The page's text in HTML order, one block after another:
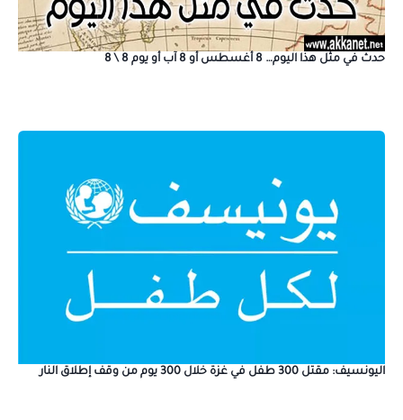
حدث في مثل هذا اليوم… 8 أغسطس أو 8 آب أو يوم 8 \ 8
اليونسيف: مقتل 300 طفل في غزة خلال 300 يوم من وقف إطلاق النار